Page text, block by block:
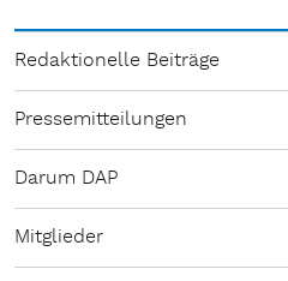
Redaktionelle Beiträge
Pressemitteilungen
Darum DAP
Mitglieder